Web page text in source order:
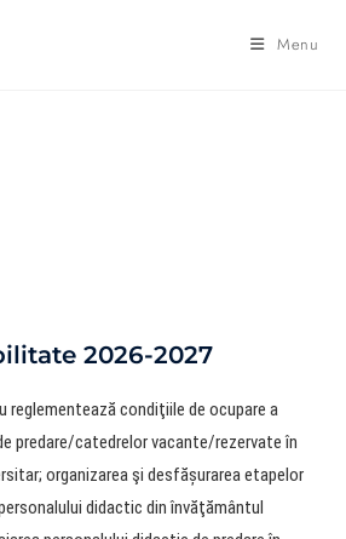
Menu
2026-2027
reglementează condiţiile de ocupare a
predare/catedrelor vacante/rezervate în
organizarea şi desfășurarea etapelor
didactic din învăţământul